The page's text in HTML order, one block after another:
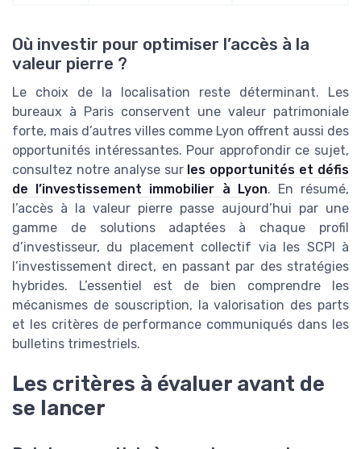
Où investir pour optimiser l’accès à la
valeur pierre ?
Le choix de la localisation reste déterminant. Les
bureaux à Paris conservent une valeur patrimoniale
forte, mais d’autres villes comme Lyon offrent aussi des
opportunités intéressantes. Pour approfondir ce sujet,
consultez notre analyse sur les opportunités et défis
de l’investissement immobilier à Lyon. En résumé,
l’accès à la valeur pierre passe aujourd’hui par une
gamme de solutions adaptées à chaque profil
d’investisseur, du placement collectif via les SCPI à
l’investissement direct, en passant par des stratégies
hybrides. L’essentiel est de bien comprendre les
mécanismes de souscription, la valorisation des parts
et les critères de performance communiqués dans les
bulletins trimestriels.
Les critères à évaluer avant de
se lancer